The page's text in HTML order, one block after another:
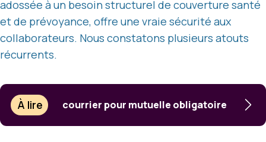
adossée à un besoin structurel de couverture santé
et de prévoyance, offre une vraie sécurité aux
collaborateurs. Nous constatons plusieurs atouts
récurrents.
À lire courrier pour mutuelle obligatoire